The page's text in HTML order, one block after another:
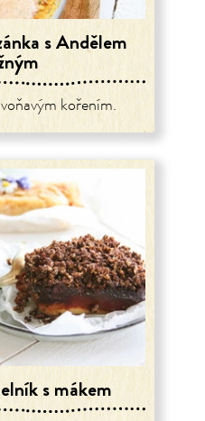
s Andělem
kořením.
s mákem